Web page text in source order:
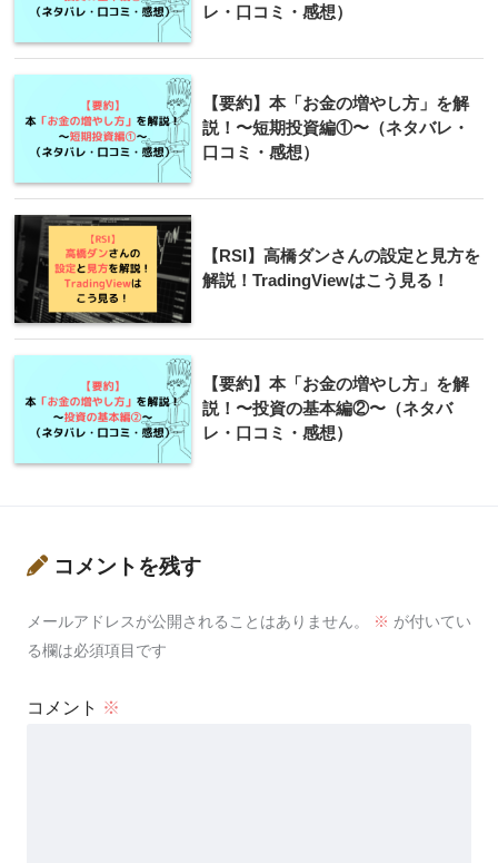
レ・口コミ・感想）
【要約】本「お金の増やし方」を解
説！〜短期投資編①〜（ネタバレ・
口コミ・感想）
【RSI】高橋ダンさんの設定と見方を
解説！TradingViewはこう見る！
【要約】本「お金の増やし方」を解
説！〜投資の基本編②〜（ネタバ
レ・口コミ・感想）
コメントを残す
メールアドレスが公開されることはありません。 ※ が付いてい
る欄は必須項目です
コメント ※